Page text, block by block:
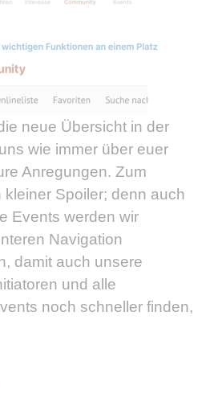
neue Übersicht in der
wie immer über euer
Anregungen. Zum
Spoiler; denn auch
Events werden wir
Navigation
damit auch unsere
und alle
noch schneller finden,